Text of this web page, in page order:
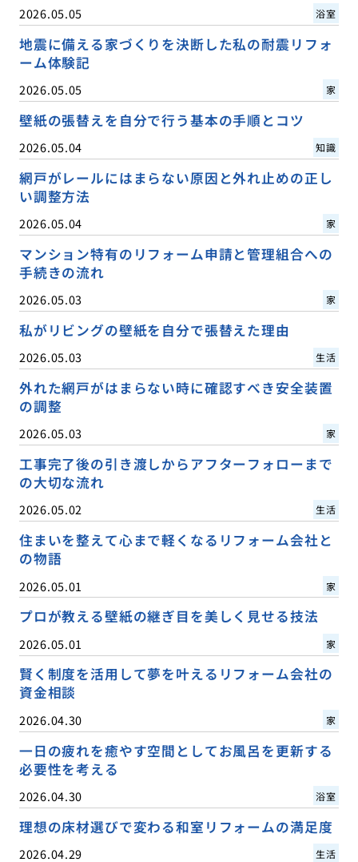
2026.05.05 浴室
地震に備える家づくりを決断した私の耐震リフォ
ーム体験記
2026.05.05 家
壁紙の張替えを自分で行う基本の手順とコツ
2026.05.04 知識
網戸がレールにはまらない原因と外れ止めの正し
い調整方法
2026.05.04 家
マンション特有のリフォーム申請と管理組合への
手続きの流れ
2026.05.03 家
私がリビングの壁紙を自分で張替えた理由
2026.05.03 生活
外れた網戸がはまらない時に確認すべき安全装置
の調整
2026.05.03 家
工事完了後の引き渡しからアフターフォローまで
の大切な流れ
2026.05.02 生活
住まいを整えて心まで軽くなるリフォーム会社と
の物語
2026.05.01 家
プロが教える壁紙の継ぎ目を美しく見せる技法
2026.05.01 家
賢く制度を活用して夢を叶えるリフォーム会社の
資金相談
2026.04.30 家
一日の疲れを癒やす空間としてお風呂を更新する
必要性を考える
2026.04.30 浴室
理想の床材選びで変わる和室リフォームの満足度
2026.04.29 生活